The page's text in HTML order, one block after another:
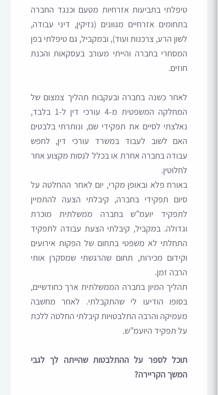
טיפלתי בתביעות אזרחיות מטעם וכנגד החברה
בתחומים אזרחיים מגוונים (נזיקין, דיני עבודה,
לשון הרע, צרכנות ועוד), ובמקביל, גם טיפלתי בפן
המסחרי בחברה והייתי מעורב בעסקאות והכנת
חוזים.
לאחר כשנה בחברה ובעקבות תהליך צמצום של
המחלקה המשפטית מ-4 עורכי דין ל-1 בלבד,
נאלצתי לסיים את תפקידי שם, ונותרתי בלבטים
האם לשוב לעבוד במשרד עורכי דין, לחפש
עבודה בחברה אחרת או בכלל לנסות מקצוע אחר
לחלוטין.
באורח פלא ובאופן מקרי, יום לאחר ההחלטה על
סיום תפקידי בחברה, קיבלתי הצעה להתמיין
לתפקיד יועמ”ש בחברה ממשלתית מוכרת
וגדולה. במקביל, קיבלתי הצעת עבודה לתפקיד
התחלתי לא משפטי בתחום של הפקות אירועים
וקידום מכירות, תחום שהרגשתי שמסקרן אותי
הרבה זמן.
תהליך המיון בחברה הממשלתית ארך כחודשיים,
בסופו הודיעו לי שהתקבלתי. לאחר מחשבה
מעמיקה והרבה התלבטויות קיבלתי החלטה ללכת
על תפקיד היועמ”ש.
תוכל לספר על ההתלבטות שהייתה לך לגבי
המשך הקריירה?